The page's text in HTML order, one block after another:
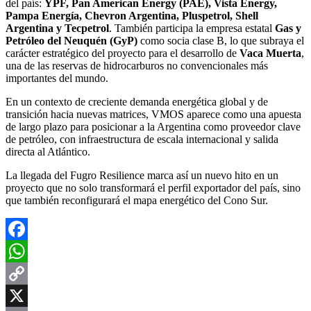
del país: YPF, Pan American Energy (PAE), Vista Energy,
Pampa Energía, Chevron Argentina, Pluspetrol, Shell
Argentina y Tecpetrol. También participa la empresa estatal Gas y
Petróleo del Neuquén (GyP) como socia clase B, lo que subraya el
carácter estratégico del proyecto para el desarrollo de Vaca Muerta,
una de las reservas de hidrocarburos no convencionales más
importantes del mundo.
En un contexto de creciente demanda energética global y de
transición hacia nuevas matrices, VMOS aparece como una apuesta
de largo plazo para posicionar a la Argentina como proveedor clave
de petróleo, con infraestructura de escala internacional y salida
directa al Atlántico.
La llegada del Fugro Resilience marca así un nuevo hito en un
proyecto que no solo transformará el perfil exportador del país, sino
que también reconfigurará el mapa energético del Cono Sur.
Facebook
WhatsApp
Copy